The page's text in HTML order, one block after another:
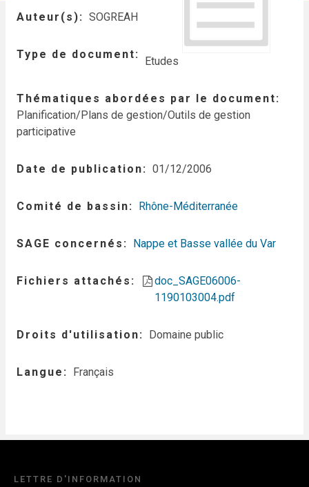
Auteur(s) SOGREAH
Type de document
Etudes
Thématiques abordées par le document
Planification/Plans de gestion/Outils de gestion
participative
Date de publication 01/12/2006
Comité de bassin Rhône-Méditerranée
SAGE concernés Nappe et Basse vallée du Var
Fichiers attachés
doc_SAGE06006-
1190103004.pdf
Droits d'utilisation Domaine public
Langue Français
LETTRE D'INFORMATION